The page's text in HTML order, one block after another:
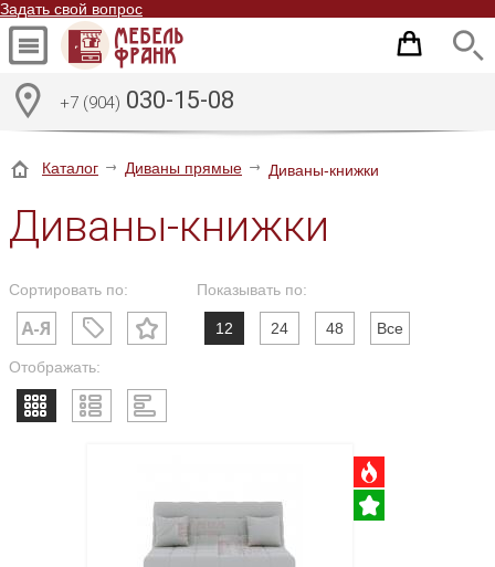
Задать свой вопрос
+7 (904) 030-15-08
Каталог Диваны прямые Диваны-книжки
Диваны-книжки
Сортировать по: Показывать по:
12 24 48 Все
Отображать: